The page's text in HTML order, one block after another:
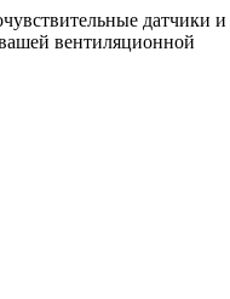
датчики и
вентиляционной